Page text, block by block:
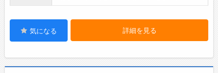
気になる 詳細を見る